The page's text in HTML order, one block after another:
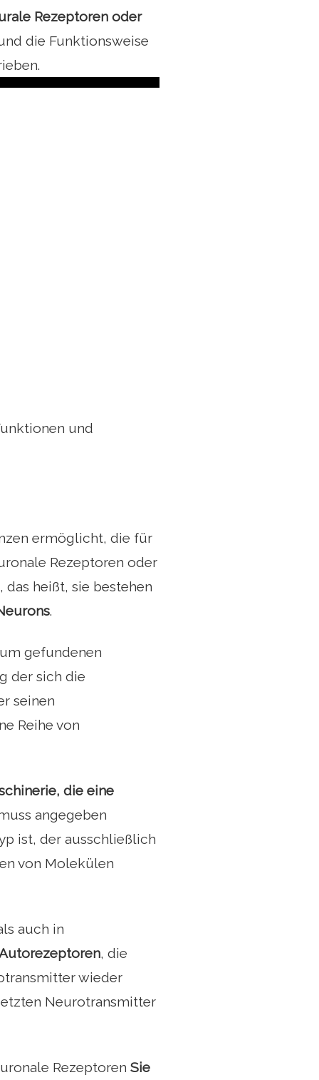
Rezeptoren oder
die Funktionsweise
und
ermöglicht, die für
Rezeptoren oder
heißt, sie bestehen
.
gefundenen
der sich die
seinen
Reihe von
die eine
angegeben
ist, der ausschließlich
von Molekülen
auch in
, die
wieder
Neurotransmitter
Rezeptoren Sie